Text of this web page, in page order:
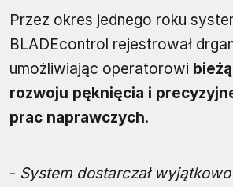
Przez okres jednego roku
BLADEcontrol rejestrował
umożliwiając operatorowi
rozwoju pęknięcia i
prac naprawczych.
- System dostarczał